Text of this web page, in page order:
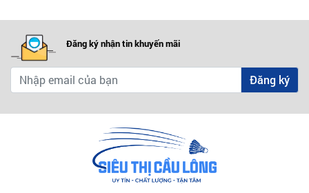
Đăng ký nhận tin khuyến mãi
Đăng ký